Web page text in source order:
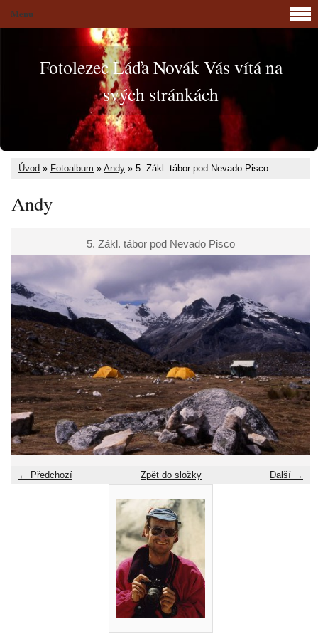
Fotolezec Láďa Novák Vás vítá na
svých stránkách
Úvod » Fotoalbum » Andy » 5. Zákl. tábor pod Nevado Pisco
Andy
5. Zákl. tábor pod Nevado Pisco
← Předchozí Další →
Zpět do složky
Menu